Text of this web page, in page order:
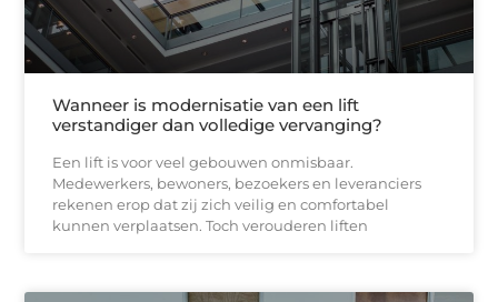
Wanneer is modernisatie van een lift
verstandiger dan volledige vervanging?
Een lift is voor veel gebouwen onmisbaar.
Medewerkers, bewoners, bezoekers en leveranciers
rekenen erop dat zij zich veilig en comfortabel
kunnen verplaatsen. Toch verouderen liften